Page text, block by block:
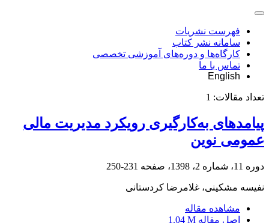
فهرست نشریات
سامانه نشر کتاب
کارگاه‌ها و دوره‌های آموزشی تخصصی
تماس با ما
English
تعداد مقالات: 1
پیامدهای به‌کارگیری رویکرد مدیریت مالی
عمومی نوین
دوره 11، شماره 2، 1398، صفحه 231-250
نفیسه مشکینی، غلامرضا کردستانی
مشاهده مقاله
اصل مقاله 1.04 M